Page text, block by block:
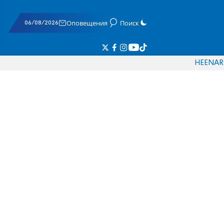
06/08/2026 Оповещения Поиск
HEENAR